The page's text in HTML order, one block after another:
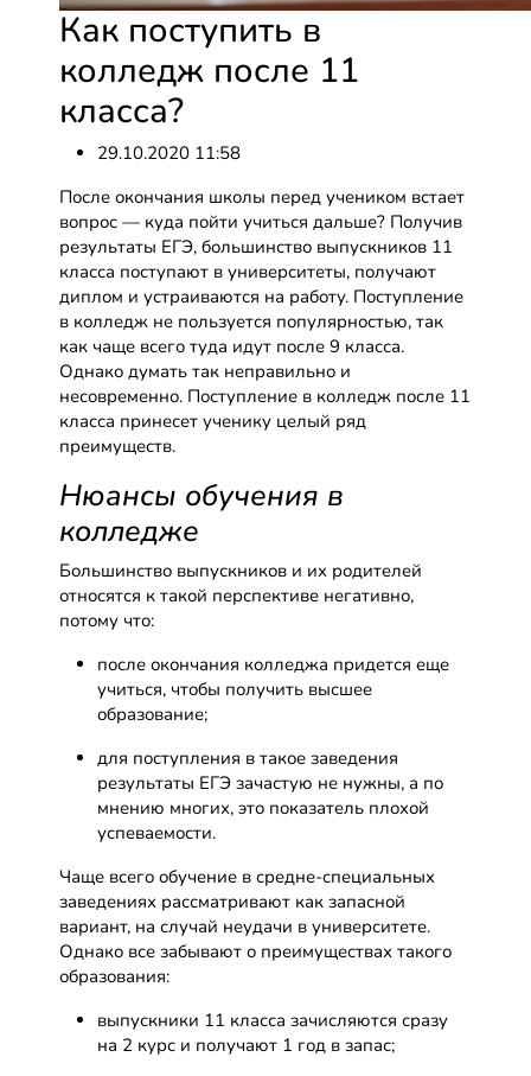
Как поступить в
колледж после 11
класса?
29.10.2020 11:58
После окончания школы перед учеником встает
вопрос — куда пойти учиться дальше? Получив
результаты ЕГЭ, большинство выпускников 11
класса поступают в университеты, получают
диплом и устраиваются на работу. Поступление
в колледж не пользуется популярностью, так
как чаще всего туда идут после 9 класса.
Однако думать так неправильно и
несовременно. Поступление в колледж после 11
класса принесет ученику целый ряд
преимуществ.
Нюансы обучения в
колледже
Большинство выпускников и их родителей
относятся к такой перспективе негативно,
потому что:
после окончания колледжа придется еще
учиться, чтобы получить высшее
образование;
для поступления в такое заведения
результаты ЕГЭ зачастую не нужны, а по
мнению многих, это показатель плохой
успеваемости.
Чаще всего обучение в средне-специальных
заведениях рассматривают как запасной
вариант, на случай неудачи в университете.
Однако все забывают о преимуществах такого
образования:
выпускники 11 класса зачисляются сразу
на 2 курс и получают 1 год в запас;